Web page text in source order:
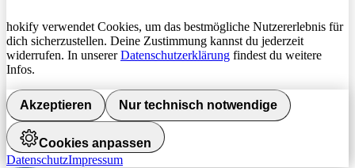
hokify verwendet Cookies, um das bestmögliche Nutzererlebnis für
dich sicherzustellen. Deine Zustimmung kannst du jederzeit
widerrufen. In unsererDatenschutzerklärung findest du weitere
Infos.
Akzeptieren Nur technisch notwendige
Cookies anpassen
DatenschutzImpressum